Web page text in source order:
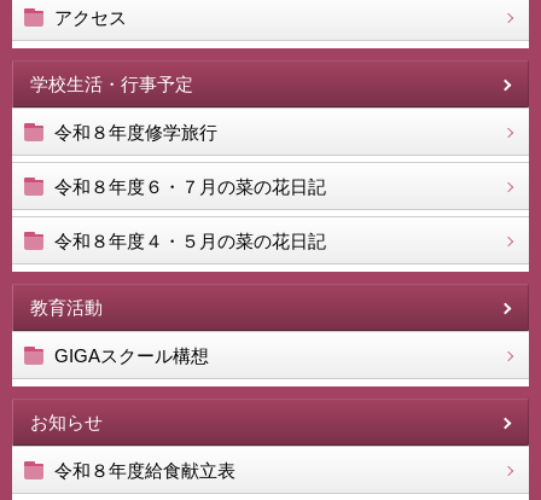
アクセス
学校生活・行事予定
令和８年度修学旅行
令和８年度６・７月の菜の花日記
令和８年度４・５月の菜の花日記
教育活動
GIGAスクール構想
お知らせ
令和８年度給食献立表